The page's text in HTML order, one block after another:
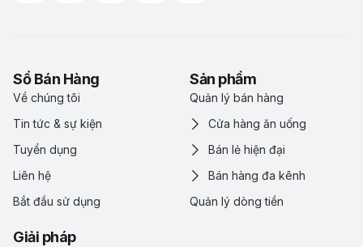
Sổ Bán Hàng
Về chúng tôi
Tin tức & sự kiện
Tuyển dụng
Liên hệ
Bắt đầu sử dụng
Sản phẩm
Quản lý bán hàng
Cửa hàng ăn uống
Bán lẻ hiện đại
Bán hàng đa kênh
Quản lý dòng tiền
Giải pháp